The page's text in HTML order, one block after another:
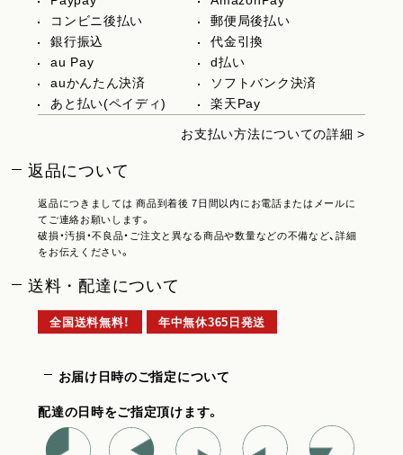
コンビニ後払い
郵便局後払い
銀行振込
代金引換
au Pay
d払い
auかんたん決済
ソフトバンク決済
あと払い(ペイディ)
楽天Pay
お支払い方法についての詳細 >
返品について
返品につきましては 商品到着後 7日間以内にお電話またはメールに
てご連絡お願いします。
破損・汚損・不良品・ご注文と異なる商品や数量などの不備など、詳細
をお伝えください。
送料・配達について
全国送料無料！ 年中無休365日発送
お届け日時のご指定について
配達の日時をご指定頂けます。